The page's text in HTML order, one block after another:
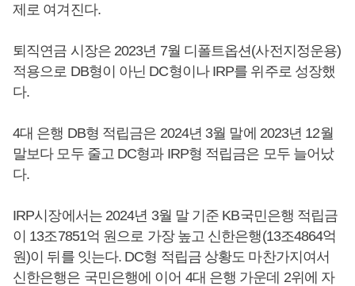
제로 여겨진다.
퇴직연금 시장은 2023년 7월 디폴트옵션(사전지정운용)
적용으로 DB형이 아닌 DC형이나 IRP를 위주로 성장했
다.
4대 은행 DB형 적립금은 2024년 3월 말에 2023년 12월
말보다 모두 줄고 DC형과 IRP형 적립금은 모두 늘어났
다.
IRP시장에서는 2024년 3월 말 기준 KB국민은행 적립금
이 13조7851억 원으로 가장 높고 신한은행(13조4864억
원)이 뒤를 잇는다. DC형 적립금 상황도 마찬가지여서
신한은행은 국민은행에 이어 4대 은행 가운데 2위에 자